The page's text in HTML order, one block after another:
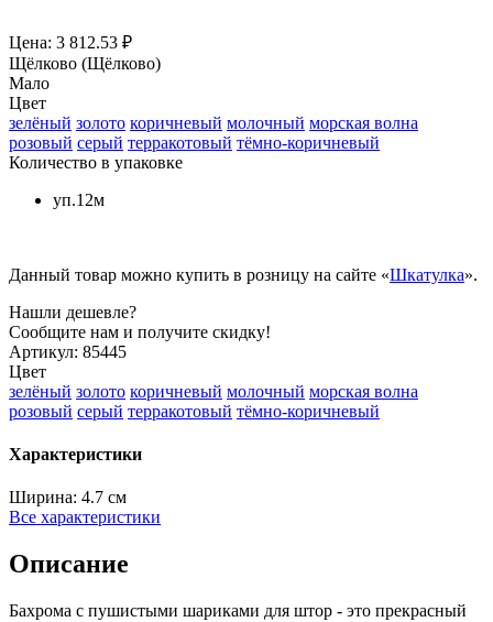
Цена: 3 812.53 ₽
Щёлково (Щёлково)
Мало
Цвет
зелёный золото коричневый молочный морская волна
розовый серый терракотовый тёмно-коричневый
Количество в упаковке
уп.12м
Данный товар можно купить в розницу на сайте «Шкатулка».
Нашли дешевле?
Сообщите нам и получите скидку!
Артикул: 85445
Цвет
зелёный золото коричневый молочный морская волна
розовый серый терракотовый тёмно-коричневый
Характеристики
Ширина: 4.7 см
Все характеристики
Описание
Бахрома с пушистыми шариками для штор - это прекрасный